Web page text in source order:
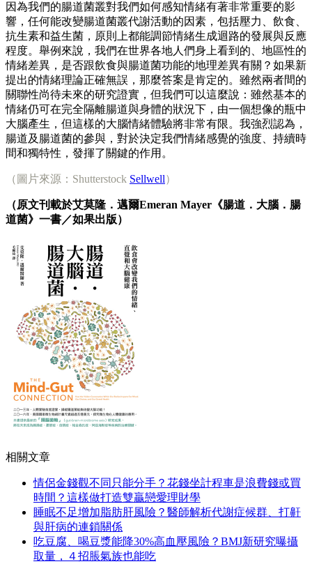
因為我們的腸道菌叢對我們如何感知情緒有著非常重要的影
響，任何能改變腸道菌叢代謝活動的因素，包括壓力、飲食、
抗生素和益生菌，原則上都能調節情緒生成迴路的發展與反應
程度。舉例來說，我們在世界各地人們身上看到的、地區性的
情緒差異，是否跟飲食與腸道菌功能的地理差異有關？如果新
提出的情緒理論正確無誤，那麼答案是肯定的。雖然兩者間的
關聯性尚待未來的研究證實，但我們可以這麼說：雖然基本的
情緒仍可在完全隔離腸道與身體的狀況下，由一個想像的瓶中
大腦產生，但這樣的大腦情緒體驗將非常有限。我強烈認為，
腸道及腸道菌的參與，對於決定我們情緒感覺的強度、持續時
間和獨特性，發揮了關鍵的作用。
（圖片來源：Shutterstock Sellwell）
（原文刊載於艾莫隆．邁爾Emeran Mayer《腸道．大腦．腸
道菌》一書／如果出版）
相關文章
情侶金錢觀不同只能分手？花錢坐計程車是浪費錢或買
時間？這樣做打造雙贏戀愛理財學
睡眠不足增加脂肪肝風險？醫師解析代謝症候群、打鼾
與肝病的連鎖關係
吃豆腐、喝豆漿能降30%高血壓風險？BMJ新研究曝攝
取量，４招脹氣族也能吃